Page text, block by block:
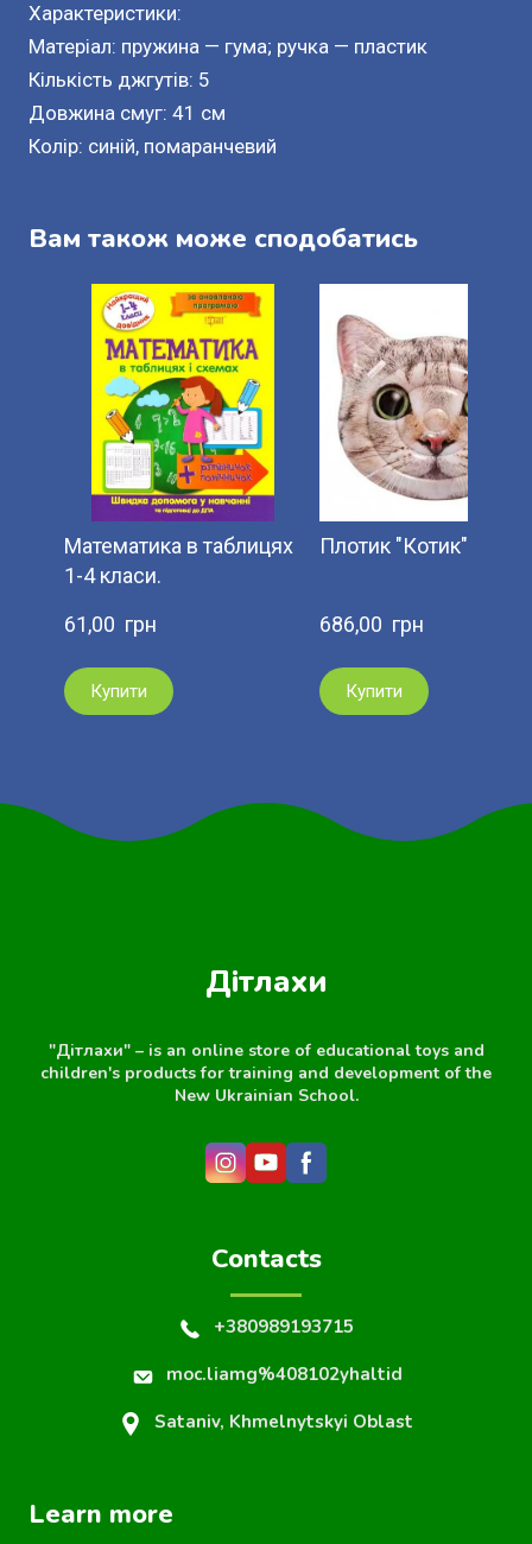
Характеристики:
Матеріал: пружина — гума; ручка — пластик
Кількість джгутів: 5
Довжина смуг: 41 см
Колір: синій, помаранчевий
Вам також може сподобатись
Математика в таблицях
1-4 класи.
61,00  грн
Купити
Плотик "Котик".
686,00  грн
Купити
Дітлахи
"Дітлахи" – is an online store of educational toys and
children's products for training and development of the
New Ukrainian School.
Contacts
+380989193715
moc.liamg%408102yhaltid
Sataniv, Khmelnytskyi Oblast
Learn more